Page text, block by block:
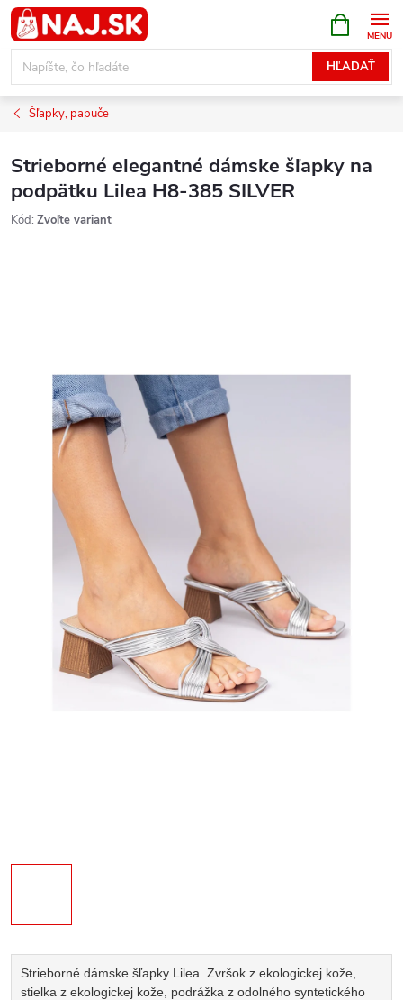
Prejsť
na
obsah
HĽADAŤ
KOŠÍK
Šľapky, papuče
Strieborné elegantné dámske šľapky na
podpätku Lilea H8-385 SILVER
Kód: Zvoľte variant
Strieborné dámske šľapky Lilea. Zvršok z ekologickej kože,
stielka z ekologickej kože, podrážka z odolného syntetického